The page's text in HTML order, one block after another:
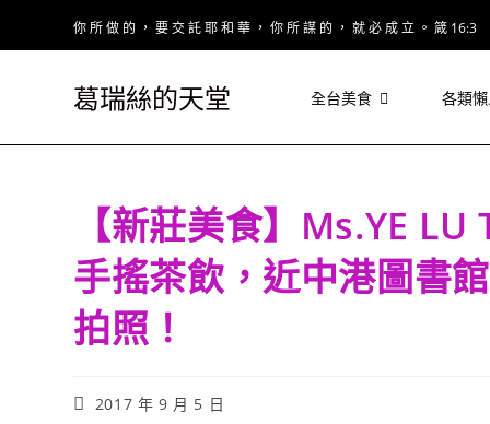
你 所 做 的 ， 要 交 託 耶 和 華 ， 你 所 謀 的 ， 就 必 成 立 。 箴 16:3
葛瑞絲的天堂 全台美食 各類
【新莊美食】Ms.YE
手搖茶飲，近中港圖書
拍照！
Post2017 年 9 月 5 日